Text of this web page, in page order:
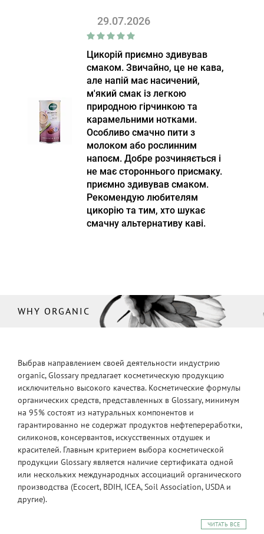
29.07.2026
Цикорій приємно здивував
смаком. Звичайно, це не кава,
але напій має насичений,
м'який смак із легкою
природною гірчинкою та
карамельними нотками.
Особливо смачно пити з
молоком або рослинним
напоєм. Добре розчиняється і
не має стороннього присмаку.
приємно здивував смаком.
Рекомендую любителям
цикорію та тим, хто шукає
смачну альтернативу каві.
WHY ORGANIC
Выбрав направлением своей деятельности индустрию
organic, Glossary предлагает косметическую продукцию
исключительно высокого качества. Косметические формулы
органических средств, представленных в Glossary, минимум
на 95% состоят из натуральных компонентов и
гарантированно не содержат продуктов нефтепереработки,
силиконов, консервантов, искусственных отдушек и
красителей. Главным критерием выбора косметической
продукции Glossary является наличие сертификата одной
или нескольких международных ассоциаций органического
производства (Ecocert, BDIH, ICEA, Soil Association, USDA и
другие).
ЧИТАТЬ ВСЕ